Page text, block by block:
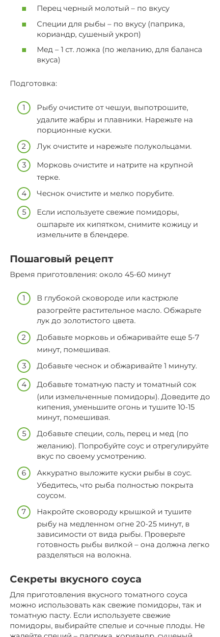
Перец черный молотый – по вкусу
Специи для рыбы – по вкусу (паприка,
кориандр, сушеный укроп)
Мед – 1 ст. ложка (по желанию, для баланса
вкуса)
Подготовка:
Рыбу очистите от чешуи, выпотрошите,
удалите жабры и плавники. Нарежьте на
порционные куски.
Лук очистите и нарежьте полукольцами.
Морковь очистите и натрите на крупной
терке.
Чеснок очистите и мелко порубите.
Если используете свежие помидоры,
ошпарьте их кипятком, снимите кожицу и
измельчите в блендере.
Пошаговый рецепт
Время приготовления: около 45-60 минут
В глубокой сковороде или кастрюле
разогрейте растительное масло. Обжарьте
лук до золотистого цвета.
Добавьте морковь и обжаривайте еще 5-7
минут, помешивая.
Добавьте чеснок и обжаривайте 1 минуту.
Добавьте томатную пасту и томатный сок
(или измельченные помидоры). Доведите до
кипения, уменьшите огонь и тушите 10-15
минут, помешивая.
Добавьте специи, соль, перец и мед (по
желанию). Попробуйте соус и отрегулируйте
вкус по своему усмотрению.
Аккуратно выложите куски рыбы в соус.
Убедитесь, что рыба полностью покрыта
соусом.
Накройте сковороду крышкой и тушите
рыбу на медленном огне 20-25 минут, в
зависимости от вида рыбы. Проверьте
готовность рыбы вилкой – она должна легко
разделяться на волокна.
Секреты вкусного соуса
Для приготовления вкусного томатного соуса
можно использовать как свежие помидоры, так и
томатную пасту. Если используете свежие
помидоры, выбирайте спелые и сочные плоды. Не